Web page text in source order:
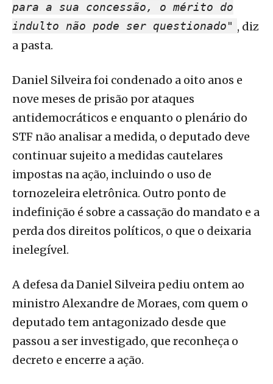
para a sua concessão, o mérito do
indulto não pode ser questionado" , diz
a pasta.
Daniel Silveira foi condenado a oito anos e
nove meses de prisão por ataques
antidemocráticos e enquanto o plenário do
STF não analisar a medida, o deputado deve
continuar sujeito a medidas cautelares
impostas na ação, incluindo o uso de
tornozeleira eletrônica. Outro ponto de
indefinição é sobre a cassação do mandato e a
perda dos direitos políticos, o que o deixaria
inelegível.
A defesa da Daniel Silveira pediu ontem ao
ministro Alexandre de Moraes, com quem o
deputado tem antagonizado desde que
passou a ser investigado, que reconheça o
decreto e encerre a ação.